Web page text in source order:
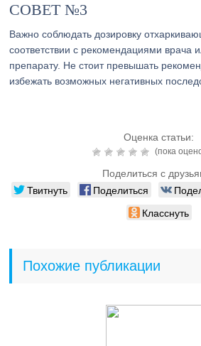
СОВЕТ №3
Важно соблюдать дозировку
соответствии с рекомендациями врача
препарату. Не стоит превышать
избежать возможных негативных
Оценка статьи:
(пока
Поделиться с
Твитнуть Поделиться
Класснуть
Похожие публикации